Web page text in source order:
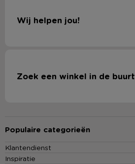
Wij helpen jou!
Zoek een winkel in de buurt
Populaire categorieën
Klantendienst
Inspiratie